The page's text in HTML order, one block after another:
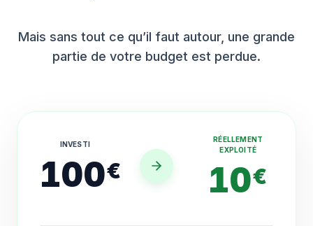
Mais sans tout ce qu’il faut autour, une grande
partie de votre budget est perdue.
INVESTI
100€
RÉELLEMENT
EXPLOITÉ
10€